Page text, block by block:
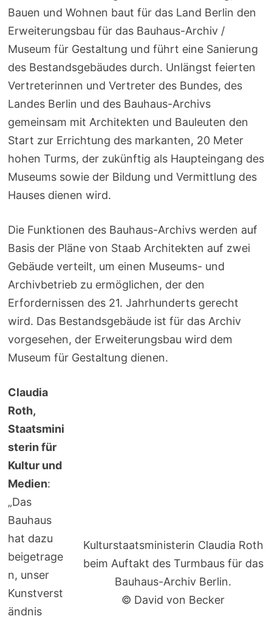
Bauen und Wohnen baut für das Land Berlin den
Erweiterungsbau für das Bauhaus-Archiv /
Museum für Gestaltung und führt eine Sanierung
des Bestandsgebäudes durch. Unlängst feierten
Vertreterinnen und Vertreter des Bundes, des
Landes Berlin und des Bauhaus-Archivs
gemeinsam mit Architekten und Bauleuten den
Start zur Errichtung des markanten, 20 Meter
hohen Turms, der zukünftig als Haupteingang des
Museums sowie der Bildung und Vermittlung des
Hauses dienen wird.
Die Funktionen des Bauhaus-Archivs werden auf
Basis der Pläne von Staab Architekten auf zwei
Gebäude verteilt, um einen Museums- und
Archivbetrieb zu ermöglichen, der den
Erfordernissen des 21. Jahrhunderts gerecht
wird. Das Bestandsgebäude ist für das Archiv
vorgesehen, der Erweiterungsbau wird dem
Museum für Gestaltung dienen.
Kulturstaatsministerin Claudia Roth
beim Auftakt des Turmbaus für das
Bauhaus-Archiv Berlin.
© David von Becker
Claudia
Roth,
Staatsmini
sterin für
Kultur und
Medien:
„Das
Bauhaus
hat dazu
beigetrage
n, unser
Kunstverst
ändnis